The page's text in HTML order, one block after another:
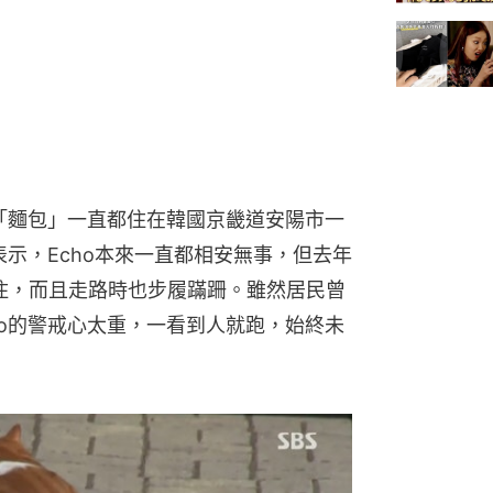
包」一直都住在韓國京畿道安陽市一
，Echo本來一直都相安無事，但去年
而且走路時也步履蹣跚。雖然居民曾
警戒心太重，一看到人就跑，始終未